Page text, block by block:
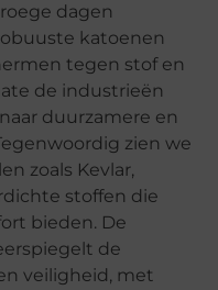
dagen
katoenen
tegen stof en
de industrieën
duurzamere en
zien we
zoals Kevlar,
stoffen die
bieden. De
de
veiligheid, met